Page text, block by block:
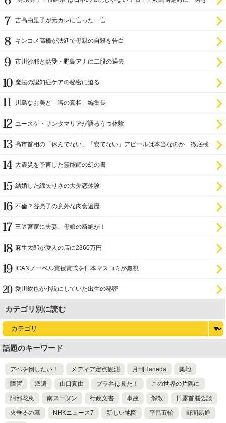
吉高由里子が元カレに言った一言
キンコメ高橋が法廷で母親の自殺を告白
市川沙耶と熱愛・野島アナに二股の過去
魔法の認知症ケアの秘密に迫る
川島なお美と「噂の真相」編集長
ユースケ・サンタマリアが語るうつ体験
高市首相の「休んでない」「寝てない」アピールは本当なのか 徹底検
大震災を予言した霊能師の幻の書
結婚した綿矢りさの大失恋体験
不倫？谷亮子の意外な肉食遍歴
三笠宮家に夫妻、母娘の断絶が！
麻生太郎が愛人の店に2360万円
ICANノーベル賞授賞式を日本マスコミが無視
愛川欽也が小説にしていた出生の秘密
カテゴリ別に読む
話題のキーワード
アベを倒したい！ メディア定点観測 月刊Hanada 築地
障害 派遣 山口真由 ブラ弁は見た！ この世界の片隅に
阿部花恵 南スーダン 行政文書 事故 解散 日露首脳会談
火垂るの墓 NHKニュース7 新しい地図 平昌五輪 野間易通